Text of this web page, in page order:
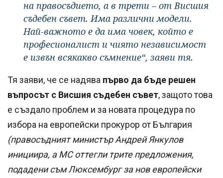
на правосъдието, а в трети – от Висшия
съдебен съвет. Има различни модели.
Най-важното е да има човек, който е
професионалист и чиято независимост
е извън всякакво съмнение“, заяви тя.
Тя заяви, че се надява първо да бъде решен
въпросът с Висшия съдебен съвет, защото това
е създало проблем и за новата процедура по
избора на европейски прокурор от България
(правосъдният министър Андрей Янкулов
инициира, а МС оттегли трите предложения,
подадени съм Люксембург за нов европейски